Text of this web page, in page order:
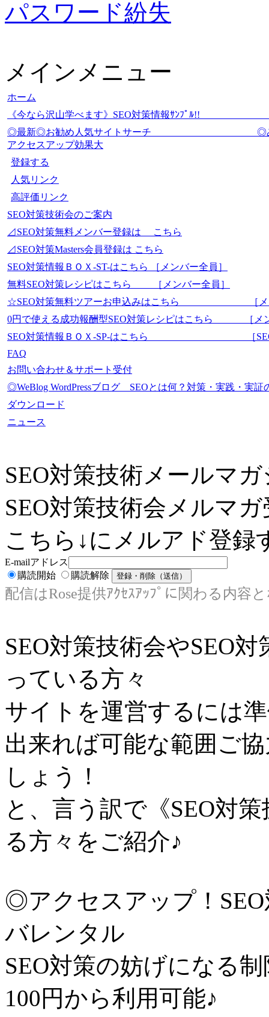
パスワード紛失
メインメニュー
ホーム
《今なら沢山学べます》SEO対策情報ｻﾝﾌ
◎最新◎お勧め人気サイトサ
アクセスアップ効果大
登録する
人気リンク
高評価リンク
SEO対策技術会のご案内
⊿SEO対策無料メンバー登録は こちら
⊿SEO対策Masters会員登録は こちら
SEO対策情報ＢＯＸ-ST-はこちら ［メンバー全員］
無料SEO対策レシピはこちら ［メンバー全員］
☆SEO対策無料ツアーお申込みはこちら ［メン
0円で使える成功報酬型SEO対策レシピはこちら ［メ
SEO対策情報ＢＯＸ-SP-はこちら ［SEO-
FAQ
お問い合わせ＆サポート受付
◎WeBlog WordPressブログ SEOとは何？対策・実践・実
ダウンロード
ニュース
SEO対策技術メールマ
SEO対策技術会メルマ
こちら↓にメルアド登録
E-mailアドレス
購読開始
購読解除
配信はRose提供ｱｸｾｽｱｯﾌﾟに関わる内容
SEO対策技術会やSEO
っている方々
サイトを運営するには
出来れば可能な範囲ご
しょう！
と、言う訳で《SEO対
る方々をご紹介♪
◎アクセスアップ！
バレンタル
SEO対策の妨げになる
100円から利用可能♪